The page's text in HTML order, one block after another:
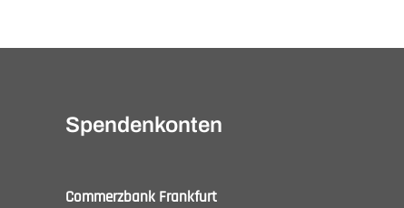
Spendenkonten
Commerzbank Frankfurt